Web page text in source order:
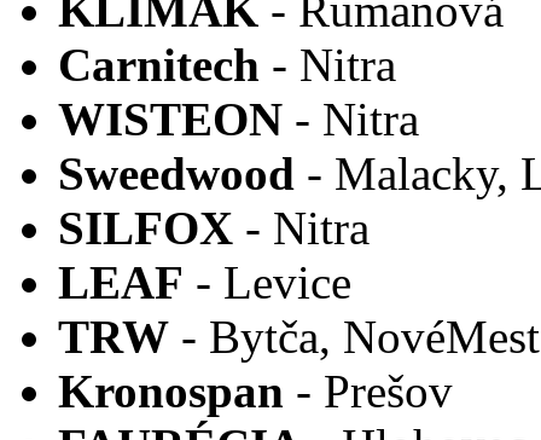
Carnitech - Nitra
WISTEON - Nitra
Sweedwood - Malacky,
SILFOX - Nitra
LEAF - Levice
TRW - Bytča,
Kronospan - Prešov